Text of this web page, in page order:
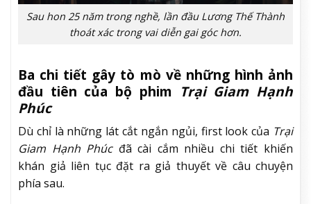
Sau hon 25 năm trong nghề, lần đầu Lương Thế Thành
thoát xác trong vai diễn gai góc hơn.
Ba chi tiết gây tò mò về những hình ảnh
đầu tiên của bộ phim Trại Giam Hạnh
Phúc
Dù chỉ là những lát cắt ngắn ngủi, first look của Trại
Giam Hạnh Phúcđã cài cắm nhiều chi tiết khiến
khán giả liên tục đặt ra giả thuyết về câu chuyện
phía sau.